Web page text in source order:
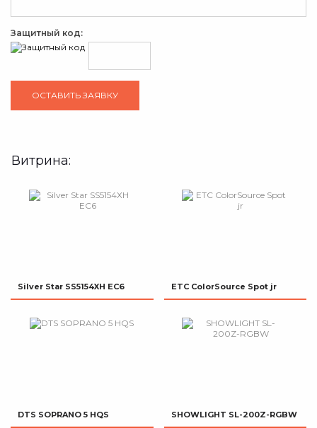
Защитный код:
Витрина:
Silver Star SS5154XH EC6 ETC ColorSource Spot jr
DTS SOPRANO 5 HQS SHOWLIGHT SL-200Z-RGBW